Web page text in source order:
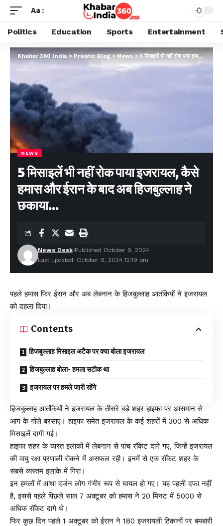
Aa
Politics Education Sports Entertainment
Khabar 360 India>Private: Blog>News>5 मिसाइलें भी नहीं रोक पाया इजरायल, कैसे हमास और ईरान के बाद अब हिजबुल्लाह ने छकाया…
NEWS
5 मिसाइलें भी नहीं रोक पाया इजरायल, कैसे
हमास और ईरान के बाद अब हिजबुल्लाह ने
छकाया…
Last updated: October 9, 2024 12:19 pm
News Desk Published October 9, 2024
पहले हमास फिर ईरान और अब लेबनान के हिजबुल्लाह आतंकियों ने इजरायल
को दहला दिया।
Contents
हिजबुल्लाह मिसाइल अटैक पर क्या बोला इजरायल
हिजबुल्लाह बोला- हमला सटीक था
इजरायल पर हमले जारी रहेंगे
हिजबुल्लाह आतंकियों ने इजरायल के तीसरे बड़े शहर हाइफा पर आसमान से
आग के गोले बरसाए। हाइफा समेत इजरायल के कई शहरों में 300 से अधिक
मिसाइलें दागी गई।
हाइफा शहर के व्यस्त इलाकों में लेबनान से पांच रॉकेट दागे गए, जिन्हें इजरायल
की वायु रक्षा प्रणाली रोकने में असफल रही। इनमें से एक रॉकेट शहर के
सबसे व्यस्तम इलाके में गिरा।
इन हमलों में आधा दर्जन लोग गंभीर रूप से घायल हो गए। यह पहली दफा नहीं
है, इससे पहले पिछले साल 7 अक्टूबर को हमास ने 20 मिनट में 5000 से
अधिक रॉकेट दागे थे।
फिर कुछ दिन पहले 1 अक्टूबर को ईरान ने 180 इजरायली ठिकानों पर बमबारी